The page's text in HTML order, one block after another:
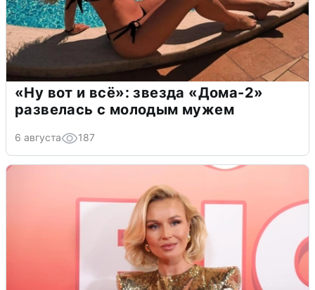
«Ну вот и всё»: звезда «Дома-2»
развелась с молодым мужем
6 августа 187